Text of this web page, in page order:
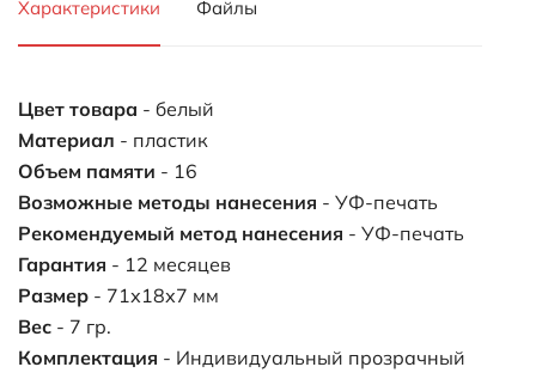
Характеристики Файлы
Цвет товара - белый
Материал - пластик
Объем памяти - 16
Возможные методы нанесения - УФ-печать
Рекомендуемый метод нанесения - УФ-печать
Гарантия - 12 месяцев
Размер - 71х18х7 мм
Вес - 7 гр.
Комплектация - Индивидуальный прозрачный